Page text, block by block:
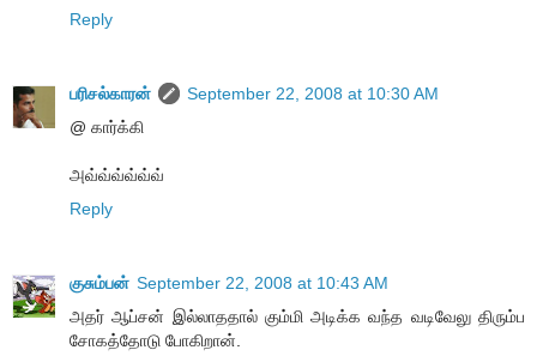
Reply
பரிசல்காரன்
September 22, 2008 at 10:30 AM
@ கார்க்கி
அவ்வ்வ்வ்வ்வ்
Reply
குசும்பன் September 22, 2008 at 10:43 AM
அதர் ஆப்சன் இல்லாததால் கும்மி அடிக்க வந்த வடிவேலு திரும்ப
சோகத்தோடு போகிறான்.